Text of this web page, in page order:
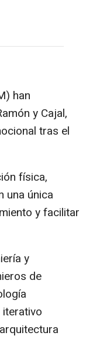
han
y Cajal,
tras el
física,
una única
y facilitar
y
de